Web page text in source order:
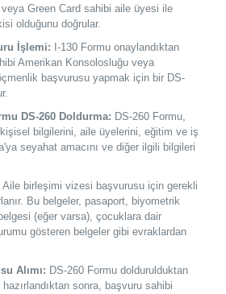
Green Card sahibi aile üyesi ile
olduğunu doğrular.
İşlemi: I-130 Formu onaylandıktan
Amerikan Konsolosluğu veya
başvurusu yapmak için bir DS-
DS-260 Doldurma: DS-260 Formu,
bilgilerini, aile üyelerini, eğitim ve iş
seyahat amacını ve diğer ilgili bilgileri
Aile birleşimi vizesi başvurusu için gerekli
Bu belgeler, pasaport, biyometrik
(eğer varsa), çocuklara dair
gösteren belgeler gibi evraklardan
Alımı: DS-260 Formu doldurulduktan
sonra, başvuru sahibi